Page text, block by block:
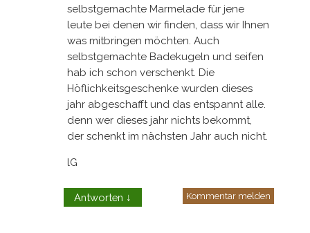
selbstgemachte Marmelade für jene
leute bei denen wir finden, dass wir Ihnen
was mitbringen möchten. Auch
selbstgemachte Badekugeln und seifen
hab ich schon verschenkt. Die
Höflichkeitsgeschenke wurden dieses
jahr abgeschafft und das entspannt alle.
denn wer dieses jahr nichts bekommt,
der schenkt im nächsten Jahr auch nicht.
lG
Antworten ↓ Kommentar melden